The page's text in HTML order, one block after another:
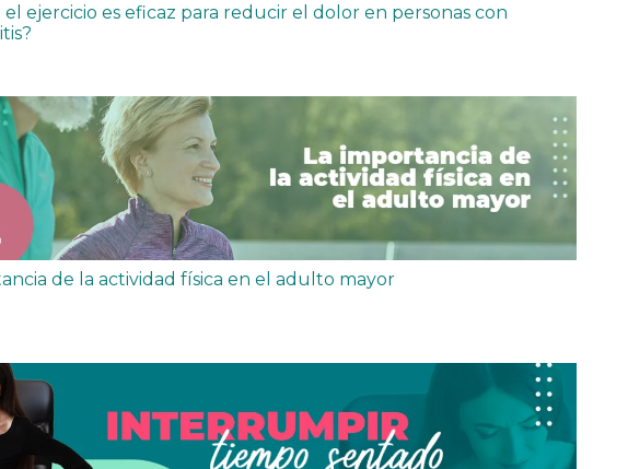
ejercicio es eficaz para reducir el dolor en personas con
de la actividad física en el adulto mayor